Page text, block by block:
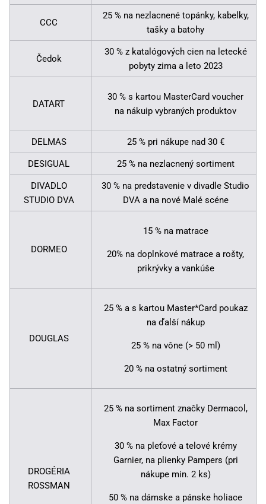
CCC
25 % na nezlacnené topánky, kabelky,
tašky a batohy
Čedok
30 % z katalógových cien na letecké
pobyty zima a leto 2023
DATART
30 % s kartou MasterCard voucher
na nákuip vybraných produktov
DELMAS 25 % pri nákupe nad 30 €
DESIGUAL 25 % na nezlacnený sortiment
DIVADLO
STUDIO DVA
30 % na predstavenie v divadle Studio
DVA a na nové Malé scéne
DORMEO
15 % na matrace
20% na doplnkové matrace a rošty,
prikrývky a vankúše
DOUGLAS
25 % a s kartou Master*Card poukaz
na ďalší nákup
25 % na vône (> 50 ml)
20 % na ostatný sortiment
DROGÉRIA
ROSSMAN
25 % na sortiment značky Dermacol,
Max Factor
30 % na pleťové a telové krémy
Garnier, na plienky Pampers (pri
nákupe min. 2 ks)
50 % na dámske a pánske holiace